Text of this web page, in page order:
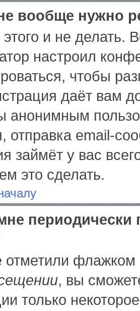
вообще нужно
и не делать.
настроил
чтобы
даёт вам
анонимным
отправка email-
займёт у вас
это сделать.
периодически
отметили флажком
, вы
только